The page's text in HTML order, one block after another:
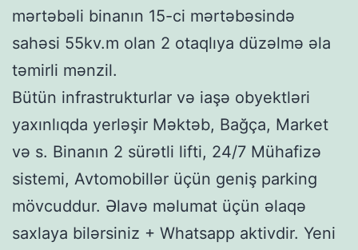
mərtəbəli binanın 15-ci mərtəbəsində
sahəsi 55kv.m olan 2 otaqlıya düzəlmə əla
təmirli mənzil.
Bütün infrastrukturlar və iaşə obyektləri
yaxınlıqda yerləşir Məktəb, Bağça, Market
və s. Binanın 2 sürətli lifti, 24/7 Mühafizə
sistemi, Avtomobillər üçün geniş parking
mövcuddur. Əlavə məlumat üçün əlaqə
saxlaya bilərsiniz + Whatsapp aktivdir. Yeni